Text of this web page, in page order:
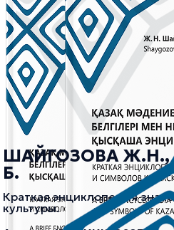
ШАЙГОЗОВА Ж.Н.,
Б.
Краткая энциклопедия
культуры.